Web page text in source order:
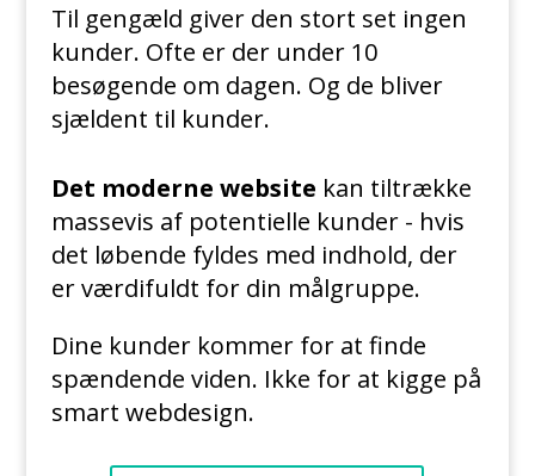
Til gengæld giver den stort set ingen
kunder. Ofte er der under 10
besøgende om dagen. Og de bliver
sjældent til kunder.
Det moderne website kan tiltrække
massevis af potentielle kunder - hvis
det løbende fyldes med indhold, der
er værdifuldt for din målgruppe.
Dine kunder kommer for at finde
spændende viden. Ikke for at kigge på
smart webdesign.